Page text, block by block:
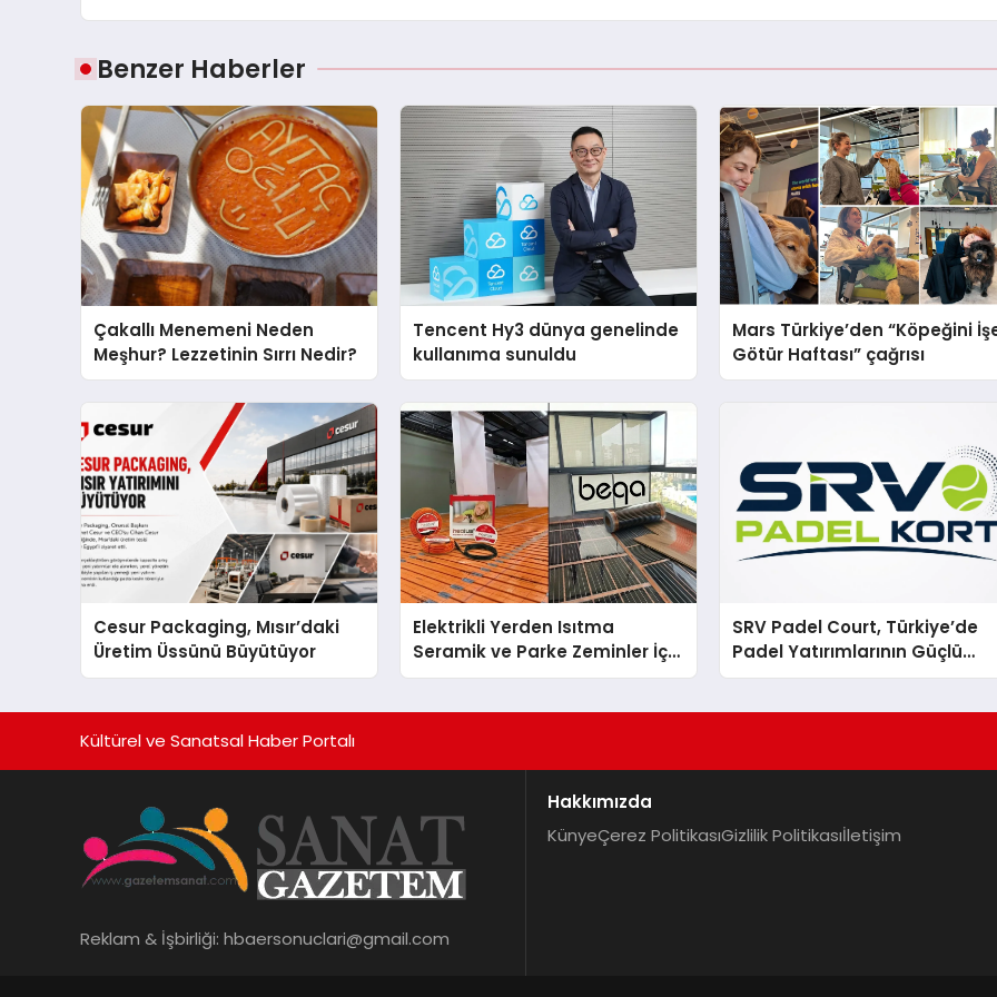
Benzer Haberler
Çakallı Menemeni Neden
Meşhur? Lezzetinin Sırrı Nedir?
Tencent Hy3 dünya genelinde
kullanıma sunuldu
Mars Türkiye’den “Köpeğini
Götür Haftası” çağrısı
Cesur Packaging, Mısır’daki
Üretim Üssünü Büyütüyor
Elektrikli Yerden Isıtma
Seramik ve Parke Zeminler İçin
En Verimli Çözümler
SRV Padel Court, Türkiye’de
Padel Yatırımlarının Güçlü
Markası Olmayı Sürdürüyor
Kültürel ve Sanatsal Haber Portalı
Reklam & İşbirliği: hbaersonuclari@gmail.com
Hakkımızda
KünyeÇerez PolitikasıGizlilik Politikasıİletişim